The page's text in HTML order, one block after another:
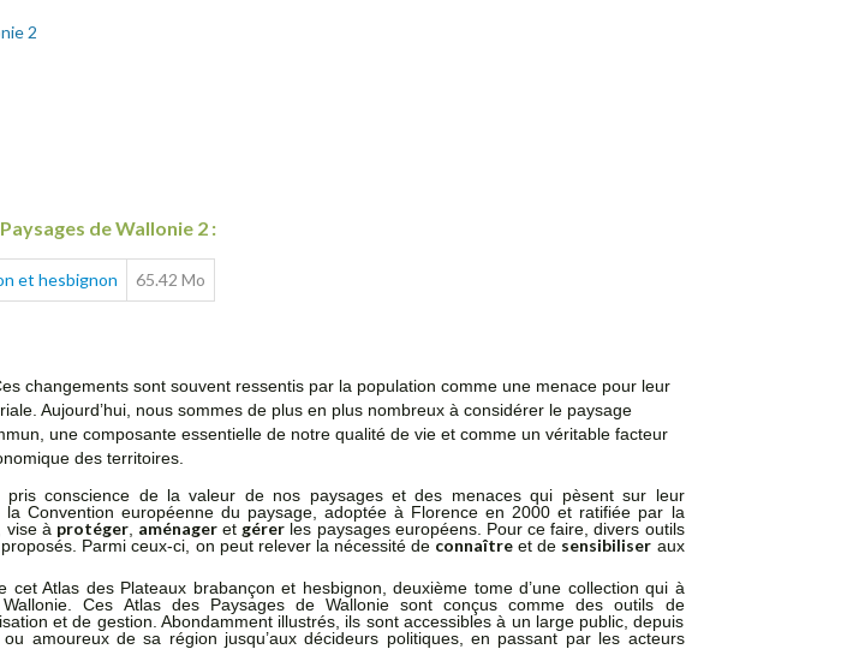
2
de Wallonie 2 :
et hesbignon 65.42 Mo
changements sont souvent ressentis par la population comme une menace pour leur
Aujourd’hui, nous sommes de plus en plus nombreux à considérer le paysage
une composante essentielle de notre qualité de vie et comme un véritable facteur
des territoires.
pris conscience de la valeur de nos paysages et des menaces qui pèsent sur leur
la Convention européenne du paysage, adoptée à Florence en 2000 et ratifiée par la
vise à protéger, aménager etgérer les paysages européens. Pour ce faire, divers outils
Parmi ceux-ci, on peut relever la nécessité de connaître et de sensibiliser aux
cet Atlas des Plateaux brabançon et hesbignon, deuxième tome d’une collection qui à
Ces Atlas des Paysages de Wallonie sont conçus comme des outils de
et de gestion. Abondamment illustrés, ils sont accessibles à un large public, depuis
amoureux de sa région jusqu’aux décideurs politiques, en passant par les acteurs